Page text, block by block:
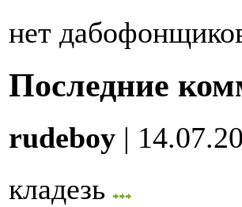
нет
Последние
rudeboy |
кладезь